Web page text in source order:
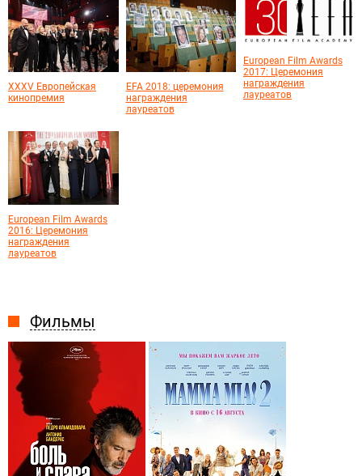
Фильмы
XXXV Европейская
кинопремия
EFA 2018: церемония
награждения
лауреатов
European Film Awards
2017: Церемония
награждения
лауреатов
European Film Awards
2016: Церемония
награждения
лауреатов